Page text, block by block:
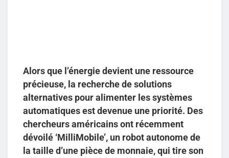
Alors que l’énergie devient une ressource
précieuse, la recherche de solutions
alternatives pour alimenter les systèmes
automatiques est devenue une priorité. Des
chercheurs américains ont récemment
dévoilé ‘MilliMobile’, un robot autonome de
la taille d’une pièce de monnaie, qui tire son